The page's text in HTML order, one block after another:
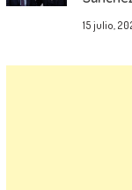
15 julio,